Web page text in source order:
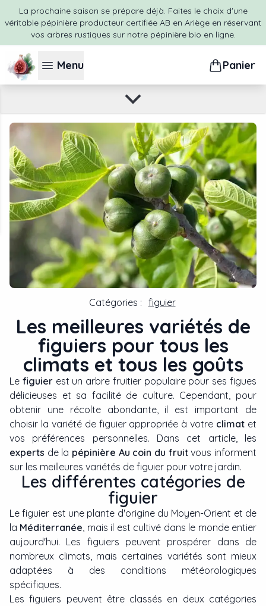
La prochaine saison se prépare déjà. Faites le choix d'une
véritable pépinière producteur certifiée AB en Ariège en réservant
vos arbres rustiques sur notre pépinière bio en ligne.
Menu Panier
Choisir la variété de figuier idéale pour votre jardin
Variétés de figuiers les plus appropriées pour les fruits
secs
Catégories : figuier
Les meilleures variétés de
figuiers pour tous les
climats et tous les goûts
Le figuierest un arbre fruitier populaire pour ses figues
délicieuses et sa facilité de culture. Cependant, pour
obtenir une récolte abondante, il est important de
choisir la variété de figuier appropriée à votre climat et
vos préférences personnelles. Dans cet article, les
experts de la pépinière Au coin du fruitvous informent
sur les meilleures variétés de figuier pour votre jardin.
Les différentes catégories de
figuier
Le figuier est une plante d'origine du Moyen-Orient et de
la Méditerranée , mais il est cultivé dans le monde entier
aujourd'hui. Les figuiers peuvent prospérer dans de
nombreux climats, mais certaines variétés sont mieux
adaptées à des conditions météorologiques
spécifiques.
Les figuiers peuvent être classés en deux catégories